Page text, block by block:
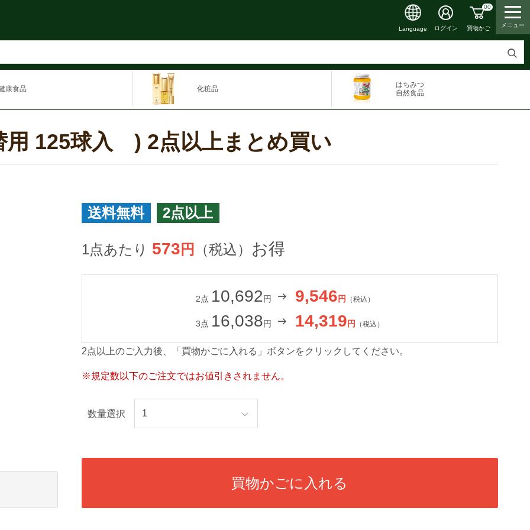
検
Language ログイン
00
買物かご メニュー
康食品 化粧品
はちみつ
自然食品
用 125球入 ) 2点以上まとめ買い
送料無料 2点以上
1点あたり 573 円 （税込） お得
2点 10,692円 9,546 円 （税込）
3点 16,038円 14,319 円 （税込）
2点以上のご入力後、「買物かごに入れる」ボタンをクリックしてください。
※規定数以下のご注文ではお値引きされません。
数量選択
買物かごに入れる